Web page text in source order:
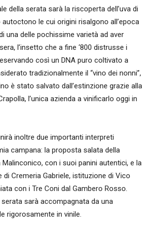
della serata sarà la riscoperta dell’uva di
le cui origini risalgono all’epoca
una delle pochissime varietà ad aver
l’insetto che a fine ‘800 distrusse i
così un DNA puro coltivato a
tradizionalmente il “vino dei nonni”,
è stato salvato dall’estinzione grazie alla
l’unica azienda a vinificarlo oggi in
inoltre due importanti interpreti
campana: la proposta salata della
Malinconico, con i suoi panini autentici, e la
di Cremeria Gabriele, istituzione di Vico
con i Tre Coni dal Gambero Rosso.
serata sarà accompagnata da una
rigorosamente in vinile.